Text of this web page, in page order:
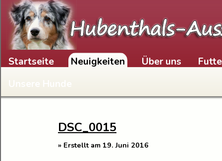
Skip to content
Startseite Neuigkeiten Über uns
Unsere Hunde
DSC_0015
» Erstellt am 19. Juni 2016